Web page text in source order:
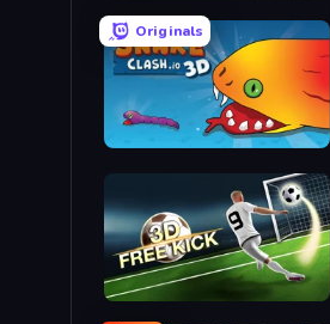
Originals
Snake Clash.io